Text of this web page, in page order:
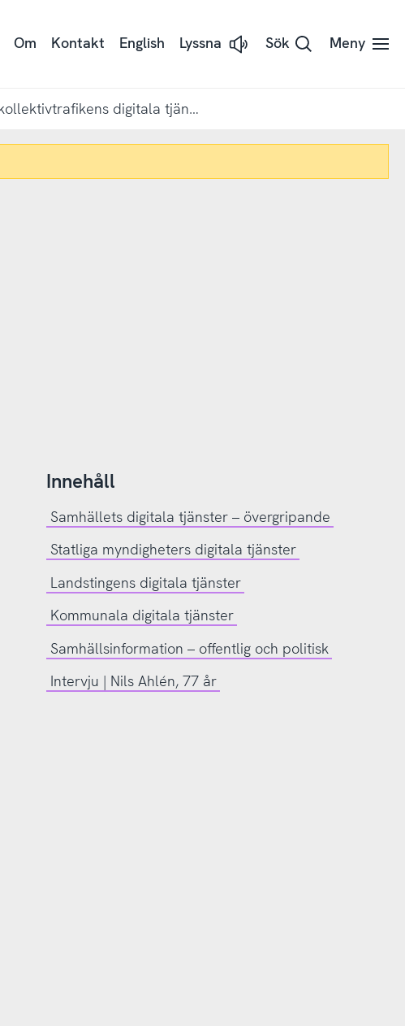
Om Kontakt English Lyssna
Lyssna
med
Sök Meny
7 av 10 använder kollektivtrafikens digitala tjänster
Innehåll
Samhällets digitala tjänster – övergripande
Statliga myndigheters digitala tjänster
Landstingens digitala tjänster
Kommunala digitala tjänster
Samhällsinformation – offentlig och politisk
Intervju | Nils Ahlén, 77 år